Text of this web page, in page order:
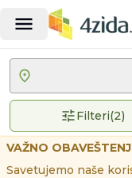
Filteri(2)
VAŽNO
Savetujemo naše